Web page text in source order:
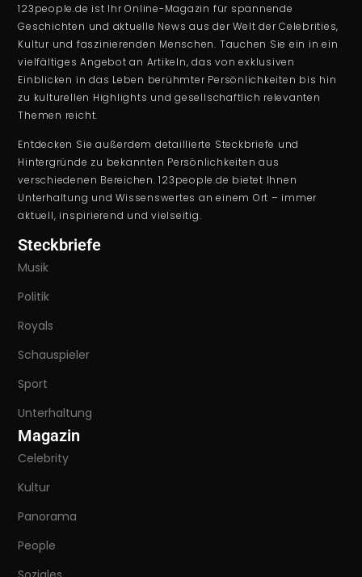
123people.de ist Ihr Online-Magazin für spannende
Geschichten und aktuelle News aus der Welt der Celebrities,
Kultur und faszinierenden Menschen. Tauchen Sie ein in ein
vielfältiges Angebot an Artikeln, das von exklusiven
Einblicken in das Leben berühmter Persönlichkeiten bis hin
zu kulturellen Highlights und gesellschaftlich relevanten
Themen reicht.
Entdecken Sie außerdem detaillierte Steckbriefe und
Hintergründe zu bekannten Persönlichkeiten aus
verschiedenen Bereichen. 123people.de bietet Ihnen
Unterhaltung und Wissenswertes an einem Ort – immer
aktuell, inspirierend und vielseitig.
Steckbriefe
Musik
Politik
Royals
Schauspieler
Sport
Unterhaltung
Magazin
Celebrity
Kultur
Panorama
People